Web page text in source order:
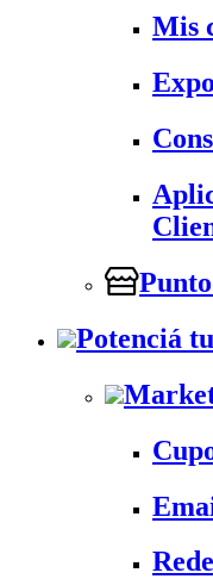
Mis
Potenciá